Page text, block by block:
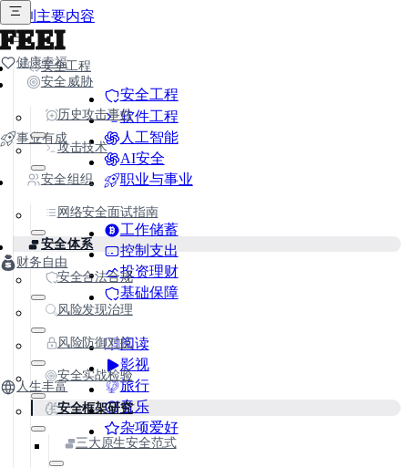
跳到主要内容
FEEI
健康幸福
事业有成
安全工程
软件工程
人工智能
AI安全
职业与事业
财务自由
工作储蓄
控制支出
投资理财
基础保障
人生丰富
阅读
影视
旅行
音乐
杂项爱好
安全工程
安全威胁
历史攻击事件
攻击技术
安全组织
网络安全面试指南
安全体系
安全合法合规
风险发现治理
风险防御对抗
安全实战检验
安全框架研究
三大原生安全范式